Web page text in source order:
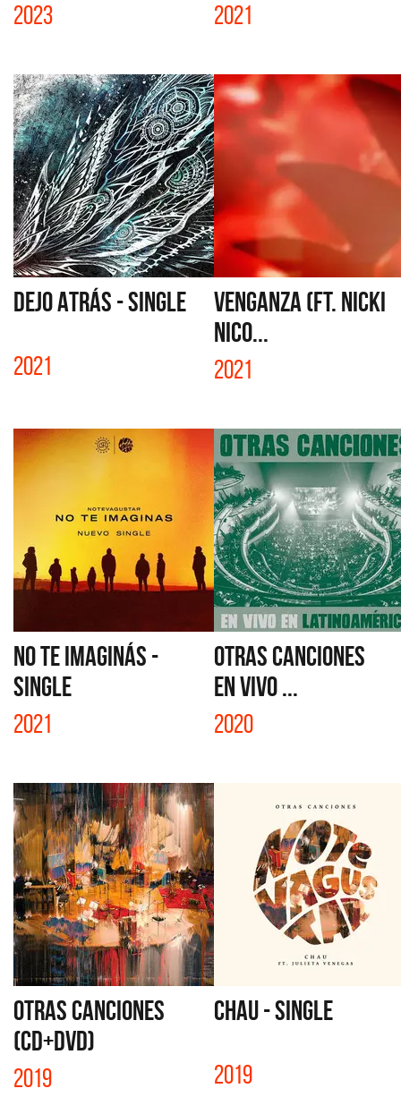
2023 2021
DEJO ATRÁS - SINGLE
2021
VENGANZA (FT. NICKI
NICO...
2021
NO TE IMAGINÁS -
SINGLE
2021
OTRAS CANCIONES
EN VIVO ...
2020
OTRAS CANCIONES
(CD+DVD)
2019
CHAU - SINGLE
2019